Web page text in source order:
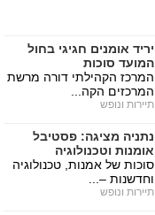
יריד אומנים חגיגי בחול
המועד סוכות
המרכז הקהילתי דורה מרשת
המרכזים הקה...
תיירות ונופש
נתניה מציגה: פסטיבל
אומנות וטכנולוגיה
סוכות של אמנות, טכנולוגיה
וחדשנות –...
תיירות ונופש